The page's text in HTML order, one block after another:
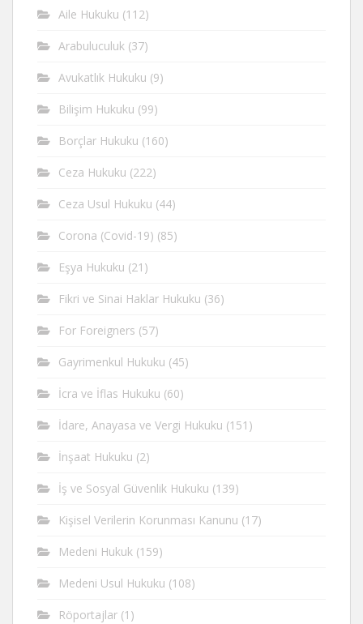
Aile Hukuku (112)
Arabuluculuk (37)
Avukatlık Hukuku (9)
Bilişim Hukuku (99)
Borçlar Hukuku (160)
Ceza Hukuku (222)
Ceza Usul Hukuku (44)
Corona (Covid-19) (85)
Eşya Hukuku (21)
Fikri ve Sinai Haklar Hukuku (36)
For Foreigners (57)
Gayrimenkul Hukuku (45)
İcra ve İflas Hukuku (60)
İdare, Anayasa ve Vergi Hukuku (151)
İnşaat Hukuku (2)
İş ve Sosyal Güvenlik Hukuku (139)
Kişisel Verilerin Korunması Kanunu (17)
Medeni Hukuk (159)
Medeni Usul Hukuku (108)
Röportajlar (1)